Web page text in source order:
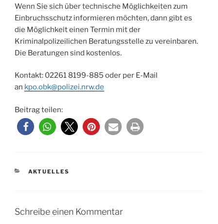
Wenn Sie sich über technische Möglichkeiten zum
Einbruchsschutz informieren möchten, dann gibt es
die Möglichkeit einen Termin mit der
Kriminalpolizeilichen Beratungsstelle zu vereinbaren.
Die Beratungen sind kostenlos.
Kontakt: 02261 8199-885 oder per E-Mail
an kpo.obk@polizei.nrw.de
Beitrag teilen:
KATEGORIEN
AKTUELLES
Schreibe einen Kommentar